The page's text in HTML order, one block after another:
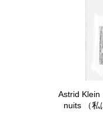
Astrid Klein
nuits （私